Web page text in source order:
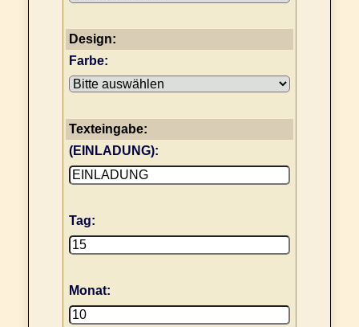
Design:
Farbe:
Texteingabe:
(EINLADUNG):
Tag:
Monat: